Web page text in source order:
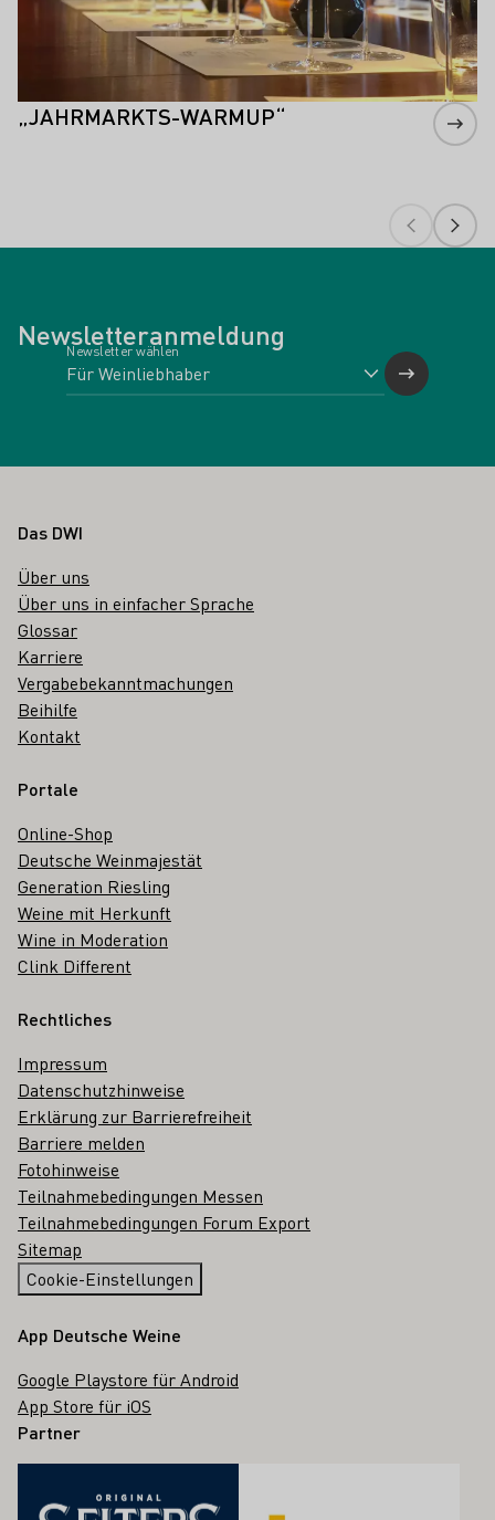
„JAHRMARKTS-WARMUP“
Newsletteranmeldung
Newsletter wählen
Fußbereich
Das DWI
Über uns
Über uns in einfacher Sprache
Glossar
Karriere
Vergabebekanntmachungen
Beihilfe
Kontakt
Portale
Online-Shop
Deutsche Weinmajestät
Generation Riesling
Weine mit Herkunft
Wine in Moderation
Clink Different
Rechtliches
Impressum
Datenschutzhinweise
Erklärung zur Barrierefreiheit
Barriere melden
Fotohinweise
Teilnahmebedingungen Messen
Teilnahmebedingungen Forum Export
Sitemap
Cookie-Einstellungen
App Deutsche Weine
Google Playstore für Android
App Store für iOS
Partner